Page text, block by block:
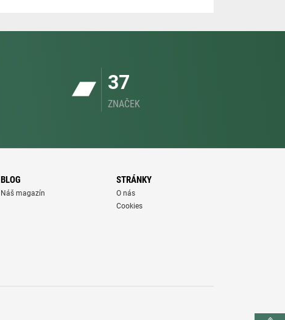
37
ZNAČEK
BLOG
Náš magazín
STRÁNKY
O nás
Cookies